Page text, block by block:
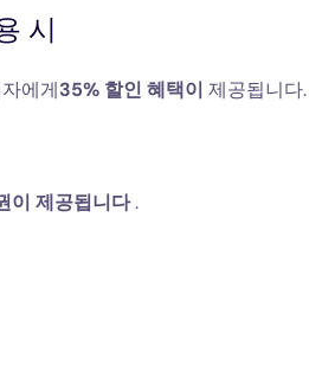
시
에게35% 할인 혜택이 제공됩니다.
이 제공됩니다.